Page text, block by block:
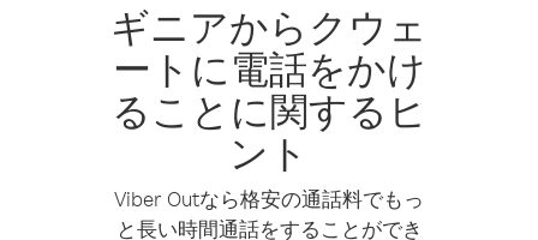
ギニアからクウェ
ートに電話をかけ
ることに関するヒ
ント
Viber Outなら格安の通話料でもっ
と長い時間通話をすることができ